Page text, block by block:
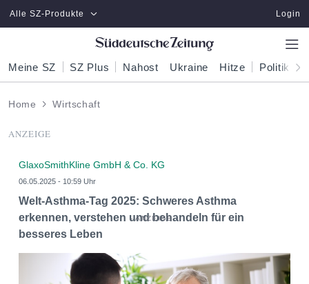
Zum Hauptinhalt springen
Alle SZ-Produkte Login
Meine SZ SZ Plus Nahost Ukraine Hitze Politik
Home Wirtschaft
ANZEIGE
GlaxoSmithKline GmbH & Co. KG
06.05.2025 - 10:59 Uhr
Welt-Asthma-Tag 2025: Schweres Asthma
erkennen, verstehen und behandeln für ein
besseres Leben